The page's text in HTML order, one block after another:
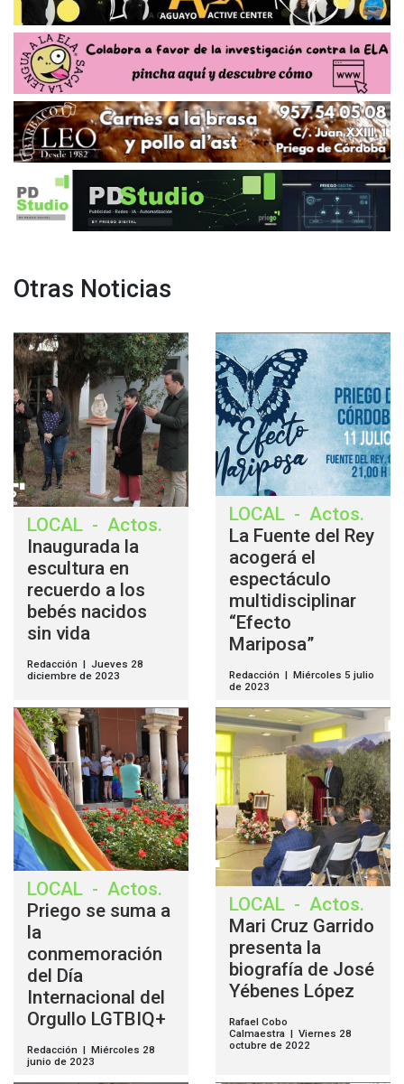
Otras Noticias
LOCAL - Actos.
Inaugurada la
escultura en
recuerdo a los
bebés nacidos
sin vida
Redacción | Jueves 28
diciembre de 2023
LOCAL - Actos.
La Fuente del Rey
acogerá el
espectáculo
multidisciplinar
“Efecto
Mariposa”
Redacción | Miércoles 5 julio
de 2023
LOCAL - Actos.
Priego se suma a
la
conmemoración
del Día
Internacional del
Orgullo LGTBIQ+
Redacción | Miércoles 28
junio de 2023
LOCAL - Actos.
Mari Cruz Garrido
presenta la
biografía de José
Yébenes López
Rafael Cobo
Calmaestra | Viernes 28
octubre de 2022